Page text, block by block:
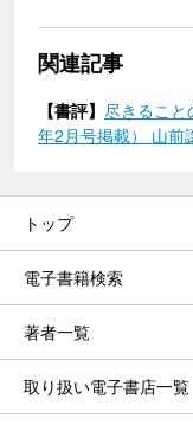
関連記事
【書評】 尽きるこ
年2月号掲載） 山前
トップ
電子書籍検索
著者一覧
取り扱い電子書店一覧